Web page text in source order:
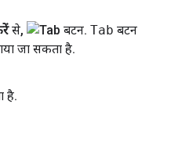
से, Tab बटन
जा सकता है.
है.